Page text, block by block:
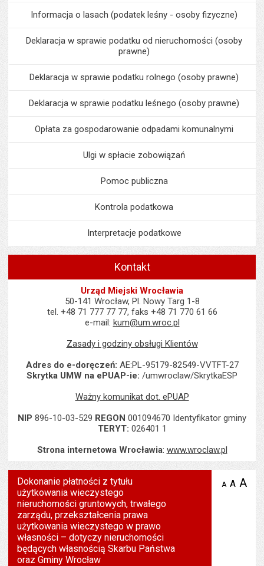
Informacja o lasach (podatek leśny - osoby fizyczne)
Deklaracja w sprawie podatku od nieruchomości (osoby
prawne)
Deklaracja w sprawie podatku rolnego (osoby prawne)
Deklaracja w sprawie podatku leśnego (osoby prawne)
Opłata za gospodarowanie odpadami komunalnymi
Ulgi w spłacie zobowiązań
Pomoc publiczna
Kontrola podatkowa
Interpretacje podatkowe
Kontakt
Urząd Miejski Wrocławia
50-141 Wrocław, Pl. Nowy Targ 1-8
tel. +48 71 777 77 77, faks +48 71 770 61 66
e-mail: kum@um.wroc.pl
Zasady i godziny obsługi Klientów
Adres do e-doręczeń: AE:PL-95179-82549-VVTFT-27
Skrytka UMW na ePUAP-ie: /umwroclaw/SkrytkaESP
Ważny komunikat dot. ePUAP
NIP 896-10-03-529 REGON 001094670 Identyfikator gminy
TERYT: 026401 1
Strona internetowa Wrocławia: www.wroclaw.pl
Dokonanie płatności z tytułu
użytkowania wieczystego
nieruchomości gruntowych, trwałego
zarządu, przekształcenia prawa
użytkowania wieczystego w prawo
własności – dotyczy nieruchomości
będących własnością Skarbu Państwa
oraz Gminy Wrocław
A zmniejsz
A A